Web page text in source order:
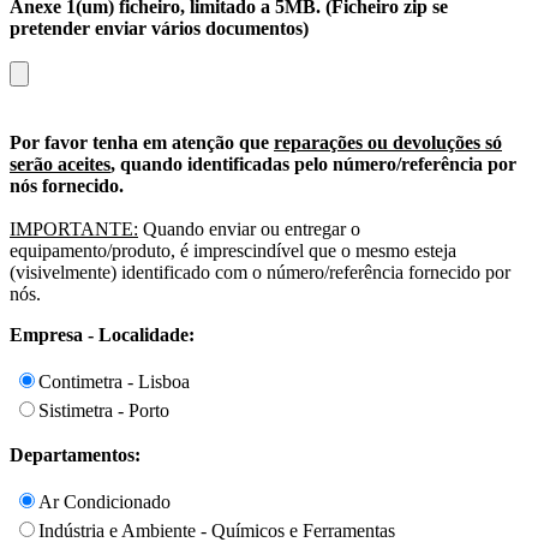
Anexe 1(um) ficheiro, limitado a 5MB. (Ficheiro zip se
pretender enviar vários documentos)
Por favor tenha em atenção que reparações ou devoluções só
serão aceites, quando identificadas pelo número/referência por
nós fornecido.
IMPORTANTE: Quando enviar ou entregar o
equipamento/produto, é imprescindível que o mesmo esteja
(visivelmente) identificado com o número/referência fornecido por
nós.
Empresa - Localidade:
Contimetra - Lisboa
Sistimetra - Porto
Departamentos:
Ar Condicionado
Indústria e Ambiente - Químicos e Ferramentas